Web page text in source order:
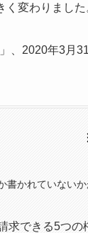
変わりました
2020年3月
書かれていない
求できる5つの